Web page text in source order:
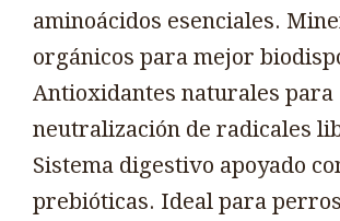
aminoácidos esenciales.
orgánicos para mejor
Antioxidantes naturales para
neutralización de radicales
Sistema digestivo apoyado
prebióticas. Ideal para